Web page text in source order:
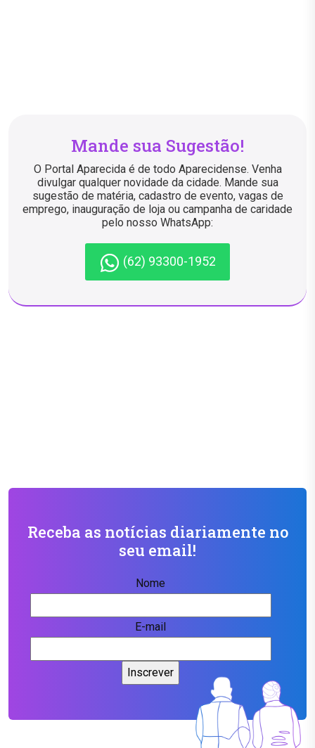
Mande sua Sugestão!
O Portal Aparecida é de todo Aparecidense. Venha
divulgar qualquer novidade da cidade. Mande sua
sugestão de matéria, cadastro de evento, vagas de
emprego, inauguração de loja ou campanha de caridade
pelo nosso WhatsApp:
(62) 93300-1952
Receba as notícias diariamente no
seu email!
Nome
E-mail